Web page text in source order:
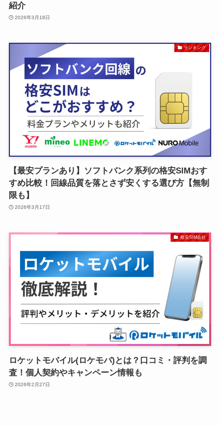
紹介
2026年3月18日
ランキング
【最安プランあり】ソフトバンク系列の格安SIMおす
すめ比較！回線品質を落とさず安くする選び方【無制
限も】
2026年3月17日
格安SIM会社
ロケットモバイル(ロケモバ)とは？口コミ・評判を調
査！個人契約やキャンペーン情報も
2026年2月27日